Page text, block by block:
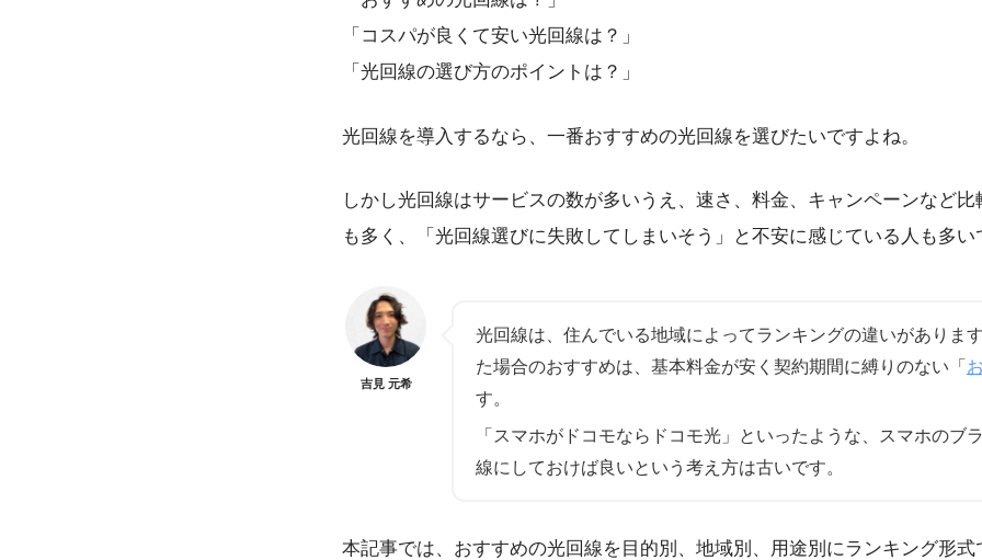
「コスパが良くて安い光回線は？」
「光回線の選び方のポイントは？」
光回線を導入するなら、一番おすすめの光回線を選びたいですよね。
しかし光回線はサービスの数が多いうえ、速さ、料金、キャンペーンなど比
も多く、「光回線選びに失敗してしまいそう」と不安に感じている人も多い
吉見 元希
光回線は、住んでいる地域によってランキングの違いがありま
た場合のおすすめは、基本料金が安く契約期間に縛りのない「
す。
「スマホがドコモならドコモ光」といったような、スマホのブ
線にしておけば良いという考え方は古いです。
本記事では、おすすめの光回線を目的別、地域別、用途別にランキング形式